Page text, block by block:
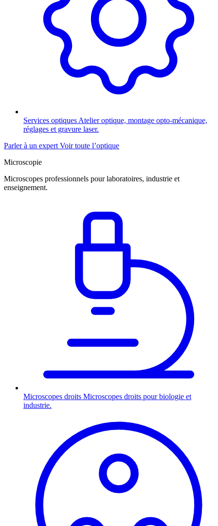
Services optiques Atelier optique, montage opto-mécanique,
réglages et gravure laser.
Parler à un expert Voir toute l’optique
Microscopie
Microscopes professionnels pour laboratoires, industrie et
enseignement.
Microscopes droits Microscopes droits pour biologie et
industrie.